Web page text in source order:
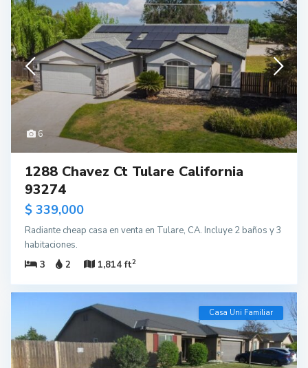
6
1288 Chavez Ct Tulare California
93274
$ 339,000
Radiante cheap casa en venta en Tulare, CA. Incluye 2 baños y 3
habitaciones.
3
2 1,814 ft2
Casa Uni Familiar